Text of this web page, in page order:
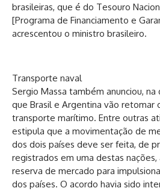
brasileiras, que é do Tesouro
[Programa de Financiamento e
acrescentou o ministro brasileiro.
Transporte naval
Sergio Massa também anunciou, na
que Brasil e Argentina vão retomar
transporte marítimo. Entre outras
estipula que a movimentação de
dos dois países deve ser feita, de
registrados em uma destas nações,
reserva de mercado para
dos países. O acordo havia sido